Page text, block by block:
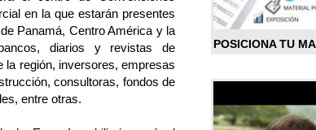
en la que estarán presentes
Panamá, Centro América y la
diarios y revistas de
la región, inversores, empresas
consultoras, fondos de
entre otras.
POSICIONA TU